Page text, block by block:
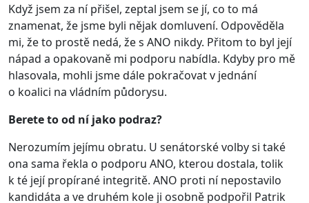
Když jsem za ní přišel, zeptal jsem se jí, co to má
znamenat, že jsme byli nějak domluvení. Odpověděla
mi, že to prostě nedá, že s ANO nikdy. Přitom to byl její
nápad a opakovaně mi podporu nabídla. Kdyby pro mě
hlasovala, mohli jsme dále pokračovat v jednání
o koalici na vládním půdorysu.
Berete to od ní jako podraz?
Nerozumím jejímu obratu. U senátorské volby si také
ona sama řekla o podporu ANO, kterou dostala, tolik
k té její propírané integritě. ANO proti ní nepostavilo
kandidáta a ve druhém kole ji osobně podpořil Patrik